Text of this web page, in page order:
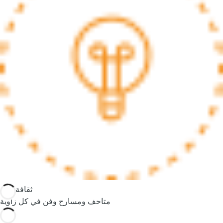
m
o
r
e
c
h
a
r
,
ثقافة تلهم
متاحف ومسارح وفن في كل زاوية